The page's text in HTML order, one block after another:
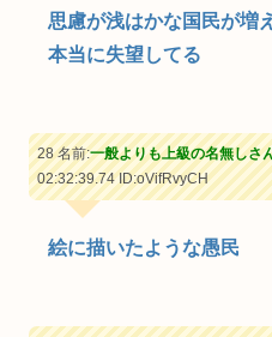
思慮が浅はかな国民が増
本当に失望してる
28 名前:一般よりも上級の名無しさ
02:32:39.74ID:oVifRvyCH
絵に描いたような愚民